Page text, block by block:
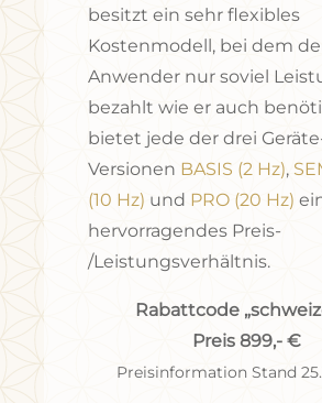
besitzt ein sehr flexibles
Kostenmodell, bei dem
Anwender nur soviel
bezahlt wie er auch
bietet jede der drei
Versionen BASIS (2 Hz),
(10 Hz) und PRO (20 Hz)
hervorragendes Preis-
/Leistungsverhältnis.
Rabattcode
Preis 899,- €
Preisinformation Stand